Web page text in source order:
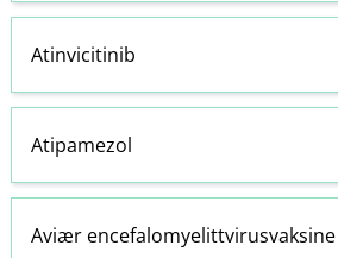
Atinvicitinib
Atipamezol
Aviær encefalomyelittvirusvaksine